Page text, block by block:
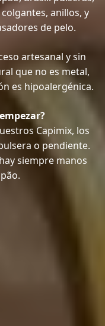
anillos, y
de pelo.
artesanal y sin
que no es metal,
es hipoalergénica.
Capimix, los
o pendiente.
siempre manos